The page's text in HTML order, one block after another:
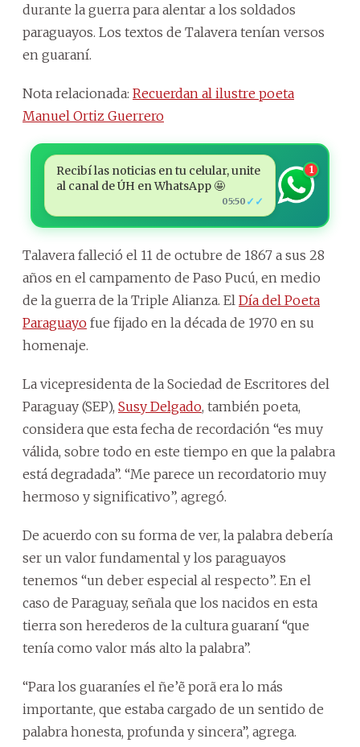
durante la guerra para alentar a los soldados
paraguayos. Los textos de Talavera tenían versos
en guaraní.
Nota relacionada: Recuerdan al ilustre poeta
Manuel Ortiz Guerrero
Recibí las noticias en tu celular, unite
al canal de ÚH en WhatsApp 🤩
05:50 ✓✓
1
Talavera falleció el 11 de octubre de 1867 a sus 28
años en el campamento de Paso Pucú, en medio
de la guerra de la Triple Alianza. El Día del Poeta
Paraguayo fue fijado en la década de 1970 en su
homenaje.
La vicepresidenta de la Sociedad de Escritores del
Paraguay (SEP), Susy Delgado, también poeta,
considera que esta fecha de recordación “es muy
válida, sobre todo en este tiempo en que la palabra
está degradada”. “Me parece un recordatorio muy
hermoso y significativo”, agregó.
De acuerdo con su forma de ver, la palabra debería
ser un valor fundamental y los paraguayos
tenemos “un deber especial al respecto”. En el
caso de Paraguay, señala que los nacidos en esta
tierra son herederos de la cultura guaraní “que
tenía como valor más alto la palabra”.
“Para los guaraníes el ñe’ẽ porã era lo más
importante, que estaba cargado de un sentido de
palabra honesta, profunda y sincera”, agrega.